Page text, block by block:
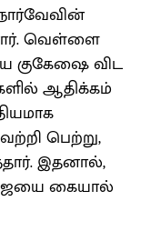
வெள்ளை
குகேஷை விட
ஆதிக்கம்
பெற்று,
இதனால்,
கையால்